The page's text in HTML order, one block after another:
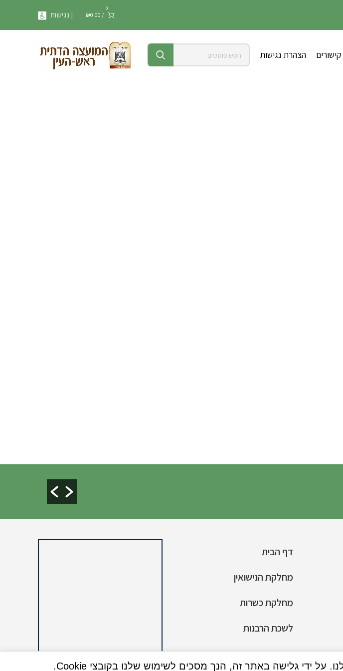
0
/
₪0.00 | נגישות
קישורים הצהרת נגישות
דף הבית
מחלקת הנישואין
מחלקת כשרות
לשכת הרבנות
הצהרת נגישות